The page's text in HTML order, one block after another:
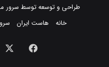
طراحی و توسعه توسط سرور
خانه
هاست ایران
فیسبوک